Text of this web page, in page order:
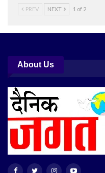
PREV NEXT 1 of 2
About Us